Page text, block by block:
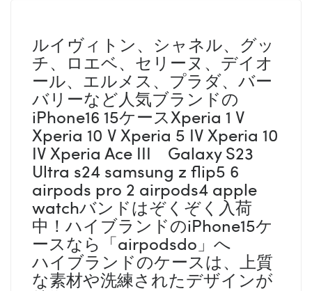
ルイヴィトン、シャネル、グッ
チ、ロエベ、セリーヌ、デイオ
ール、エルメス、プラダ、バー
バリーなど人気ブランドの
iPhone16 15ケースXperia 1 V
Xperia 10 V Xperia 5 IV Xperia 10
IV Xperia Ace III Galaxy S23
Ultra s24 samsung z flip5 6
airpods pro 2 airpods4 apple
watchバンドはぞくぞく入荷
中！ハイブランドのiPhone15ケ
ースなら「airpodsdo」へ
ハイブランドのケースは、上質
な素材や洗練されたデザインが